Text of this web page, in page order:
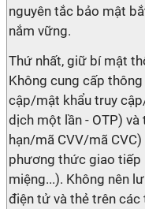
nguyên tắc bảo mật
nắm vững.
Thứ nhất, giữ bí mật
Không cung cấp
cập/mật khẩu truy
dịch một lần - OTP)
hạn/mã CVV/mã
phương thức giao tiếp
miệng...). Không nên
điện tử và thẻ trên